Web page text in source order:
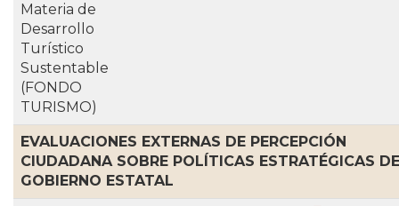
Materia de
Desarrollo
Turístico
Sustentable
(FONDO
TURISMO)
EVALUACIONES EXTERNAS DE PERCEPCIÓN
CIUDADANA SOBRE POLÍTICAS ESTRATÉGICAS
GOBIERNO ESTATAL